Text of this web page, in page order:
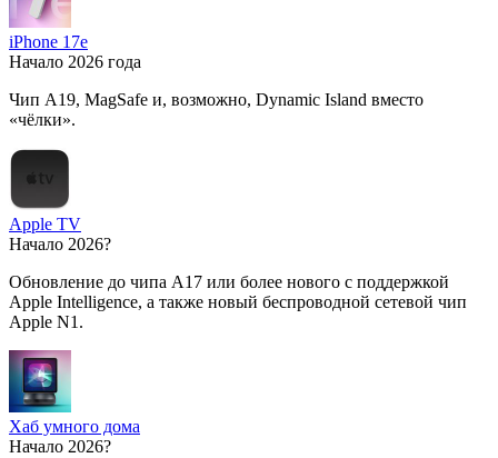
iPhone 17e
Начало 2026 года
Чип A19, MagSafe и, возможно, Dynamic Island вместо
«чёлки».
Apple TV
Начало 2026?
Обновление до чипа A17 или более нового с поддержкой
Apple Intelligence, а также новый беспроводной сетевой чип
Apple N1.
Хаб умного дома
Начало 2026?